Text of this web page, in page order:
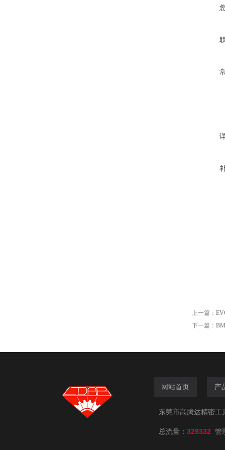
上一篇：
下一篇：
网站首页 产
东莞市高腾达精密工
总流量： 329332 管